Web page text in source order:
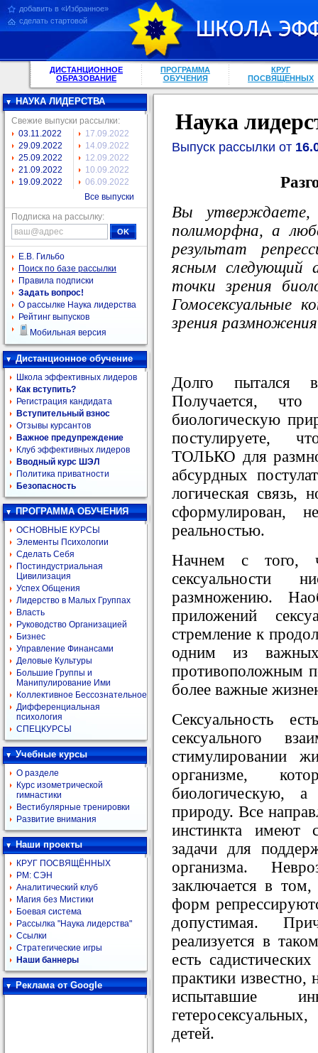
добавить в «Избранное»
сделать стартовой
ДИСТАНЦИОННОЕ
ОБРАЗОВАНИЕ
ПРОГРАММА
ОБУЧЕНИЯ
КРУГ
ПОСВЯЩЕННЫХ
НАУКА ЛИДЕРСТВА
Свежие выпуски рассылки:
03.11.2022
29.09.2022
25.09.2022
21.09.2022
19.09.2022
17.09.2022
14.09.2022
12.09.2022
10.09.2022
06.09.2022
Все выпуски
Подписка на рассылку:
Е.В. Гильбо
Поиск по базе рассылки
Правила подписки
Задать вопрос!
О рассылке Наука лидерства
Рейтинг выпусков
Мобильная версия
Дистанционное обучение
Школа эффективных лидеров
Как вступить?
Регистрация кандидата
Вступительный взнос
Отзывы курсантов
Важное предупреждение
Клуб эффективных лидеров
Вводный курс ШЭЛ
Политика приватности
Безопасность
ПРОГРАММА ОБУЧЕНИЯ
ОСНОВНЫЕ КУРСЫ
Элементы Психологии
Сделать Себя
Постиндустриальная
Цивилизация
Успех Общения
Лидерство в Малых Группах
Власть
Руководство Организацией
Бизнес
Управление Финансами
Деловые Культуры
Большие Группы и
Манипулирование Ими
Коллективное Бессознательное
Дифференциальная
психология
СПЕЦКУРСЫ
Учебные курсы
О разделе
Курс изометрической
гимнастики
Вестибулярные тренировки
Развитие внимания
Наши проекты
КРУГ ПОСВЯЩЁННЫХ
РМ: СЭН
Аналитический клуб
Магия без Мистики
Боевая система
Рассылка "Наука лидерства"
Ссылки
Стратегические игры
Наши баннеры
Реклама от Google
Наука
Выпуск рассылки от
Вы утверждаете,
полиморфна, а
результат
ясным следующий
точки зрения
Гомосексуальные
зрения
Долго пытался
Получается, что
биологическую
постулируете,
ТОЛЬКО для
абсурдных
логическая связь,
сформулирован,
реальностью.
Начнем с того,
сексуальности
размножению.
приложений
стремление к
одним из
противоположным
более важные
Сексуальность
сексуального
стимулировании
организме,
биологическую,
природу. Все
инстинкта имеют
задачи для
организма.
заключается в
форм
допустимая.
реализуется в
есть
практики известно,
испытавшие
детей.